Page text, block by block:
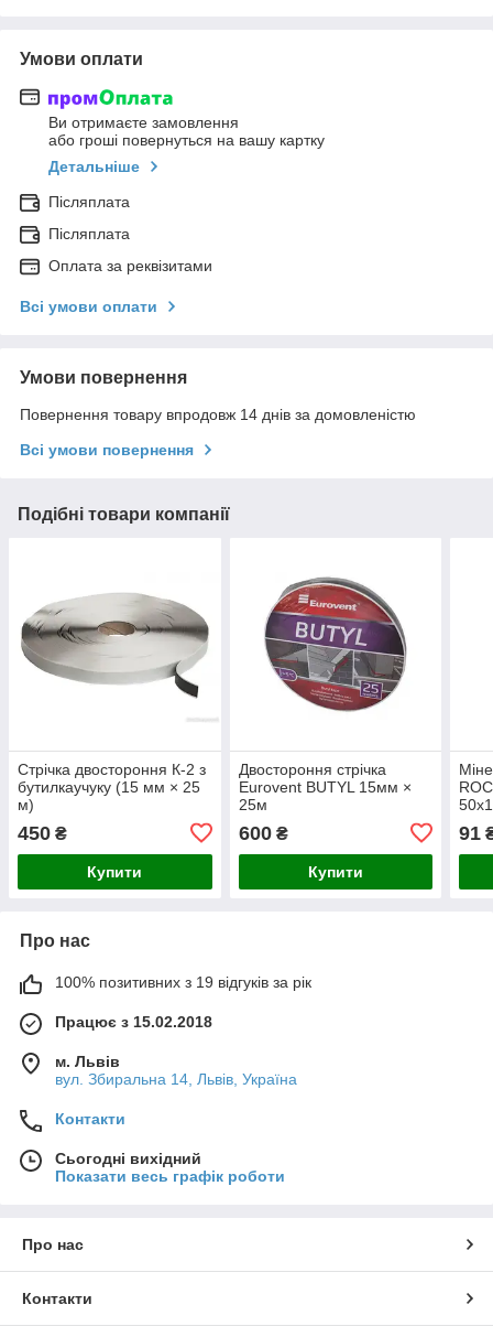
Умови оплати
Ви отримаєте замовлення
або гроші повернуться на вашу картку
Детальніше
Післяплата
Післяплата
Оплата за реквізитами
Всі умови оплати
Умови повернення
Повернення товару впродовж 14 днів за домовленістю
Всі умови повернення
Подібні товари компанії
Стрічка двостороння К-2 з
бутилкаучуку (15 мм × 25
м)
450 ₴
Купити
Двостороння стрічка
Eurovent BUTYL 15мм ×
25м
600₴
Купити
91
Про нас
100% позитивних з 19 відгуків за рік
Працює з 15.02.2018
м. Львів
вул. Збиральна 14, Львів, Україна
Контакти
Сьогодні вихідний
Показати весь графік роботи
Про нас
Контакти